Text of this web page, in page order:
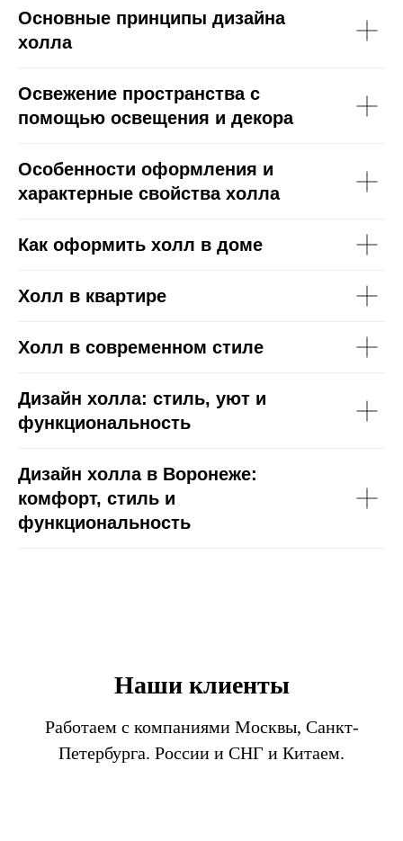
Основные принципы дизайна
холла
Освежение пространства с
помощью освещения и декора
Особенности оформления и
характерные свойства холла
Как оформить холл в доме
Холл в квартире
Холл в современном стиле
Дизайн холла: стиль, уют и
функциональность
Дизайн холла в Воронеже:
комфорт, стиль и
функциональность
Наши клиенты
Работаем с компаниями Москвы, Санкт-
Петербурга. России и СНГ и Китаем.